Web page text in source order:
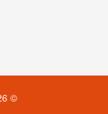
© 2026. All Rights Reserved.